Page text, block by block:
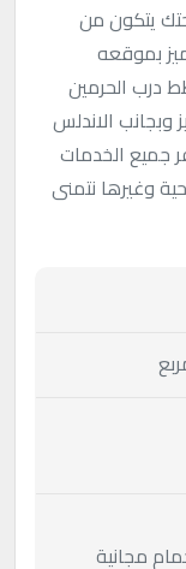
يتكون من
بموقعه
درب الحرمين
وبجانب الاندلس
جميع الخدمات
وغيرها نتمنى
مجانية